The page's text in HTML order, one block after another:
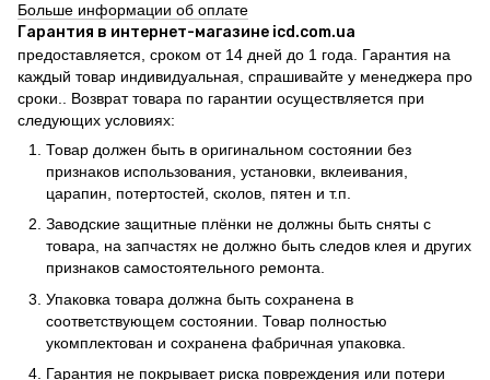
Больше информации об оплате
Гарантия в интернет-магазине icd.com.ua
предоставляется, сроком от 14 дней до 1 года. Гарантия на
каждый товар индивидуальная, спрашивайте у менеджера про
сроки.. Возврат товара по гарантии осуществляется при
следующих условиях:
Товар должен быть в оригинальном состоянии без
признаков использования, установки, вклеивания,
царапин, потертостей, сколов, пятен и т.п.
Заводские защитные плёнки не должны быть сняты с
товара, на запчастях не должно быть следов клея и других
признаков самостоятельного ремонта.
Упаковка товара должна быть сохранена в
соответствующем состоянии. Товар полностью
укомплектован и сохранена фабричная упаковка.
Гарантия не покрывает риска повреждения или потери